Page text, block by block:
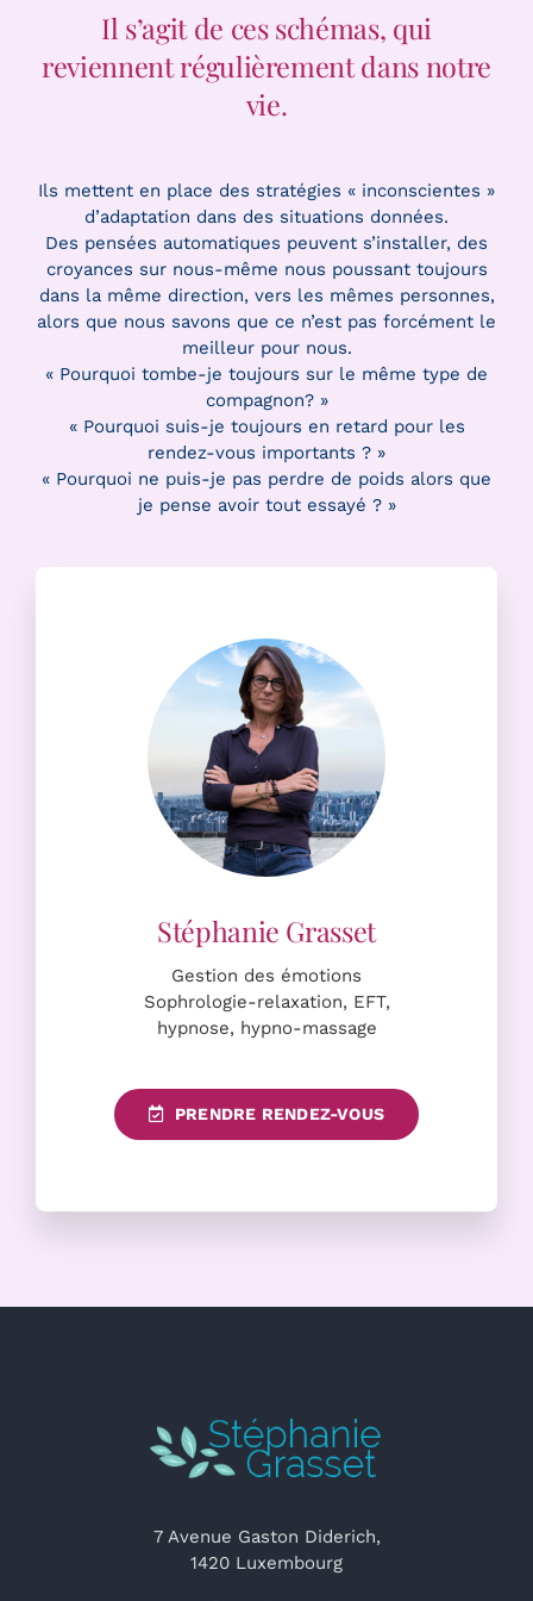
Il s’agit de ces schémas, qui
reviennent régulièrement dans notre
vie.
Ils mettent en place des stratégies « inconscientes »
d’adaptation dans des situations données.
Des pensées automatiques peuvent s’installer, des
croyances sur nous-même nous poussant toujours
dans la même direction, vers les mêmes personnes,
alors que nous savons que ce n’est pas forcément le
meilleur pour nous.
« Pourquoi tombe-je toujours sur le même type de
compagnon? »
« Pourquoi suis-je toujours en retard pour les
rendez-vous importants ? »
« Pourquoi ne puis-je pas perdre de poids alors que
je pense avoir tout essayé ? »
Stéphanie Grasset
Gestion des émotions
Sophrologie-relaxation, EFT,
hypnose, hypno-massage
PRENDRE RENDEZ-VOUS
7 Avenue Gaston Diderich,
1420 Luxembourg